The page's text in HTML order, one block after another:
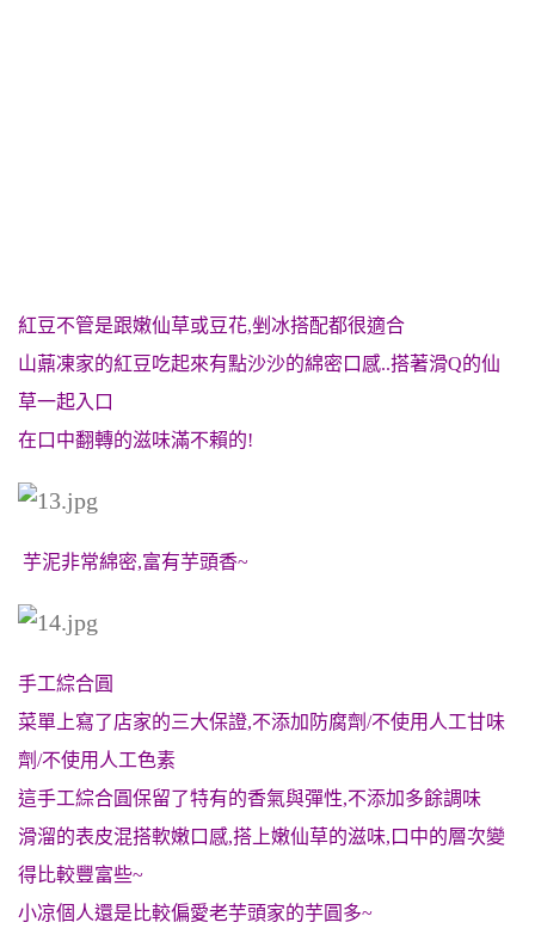
紅豆不管是跟嫩仙草或豆花,剉冰搭配都很適合
山薡凍家的紅豆吃起來有點沙沙的綿密口感..搭著滑Q的仙
草一起入口
在口中翻轉的滋味滿不賴的!
芋泥非常綿密,富有芋頭香~
手工綜合圓
菜單上寫了店家的三大保證,不添加防腐劑/不使用人工甘味
劑/不使用人工色素
這手工綜合圓保留了特有的香氣與彈性,不添加多餘調味
滑溜的表皮混搭軟嫩口感,搭上嫩仙草的滋味,口中的層次變
得比較豐富些~
小凉個人還是比較偏愛老芋頭家的芋圓多~